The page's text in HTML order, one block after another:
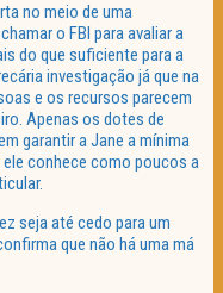
no meio de uma
o FBI para avaliar a
do que suficiente para a
investigação já que na
e os recursos parecem
Apenas os dotes de
garantir a Jane a mínima
ele conhece como poucos a
seja até cedo para um
que não há uma má